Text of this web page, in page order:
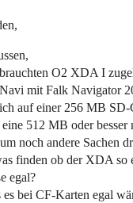
O2 XDA I
mit Falk Navigator
auf einer 256 MB
512 MB oder besser
noch andere Sachen
finden ob der XDA so
egal?
es bei CF-Karten egal